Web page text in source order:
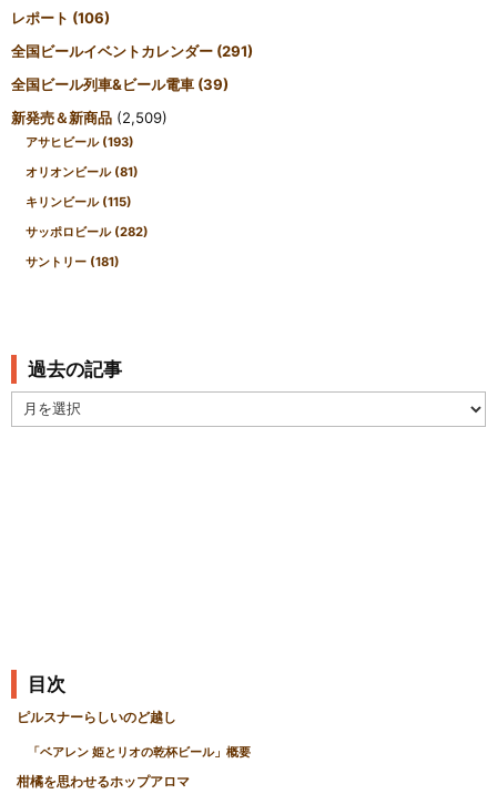
レポート (106)
全国ビールイベントカレンダー (291)
全国ビール列車&ビール電車 (39)
新発売＆新商品 (2,509)
アサヒビール (193)
オリオンビール (81)
キリンビール (115)
サッポロビール (282)
サントリー (181)
過去の記事
去
目次
ピルスナーらしいのど越し
「ベアレン 姫とリオの乾杯ビール」概要
柑橘を思わせるホップアロマ